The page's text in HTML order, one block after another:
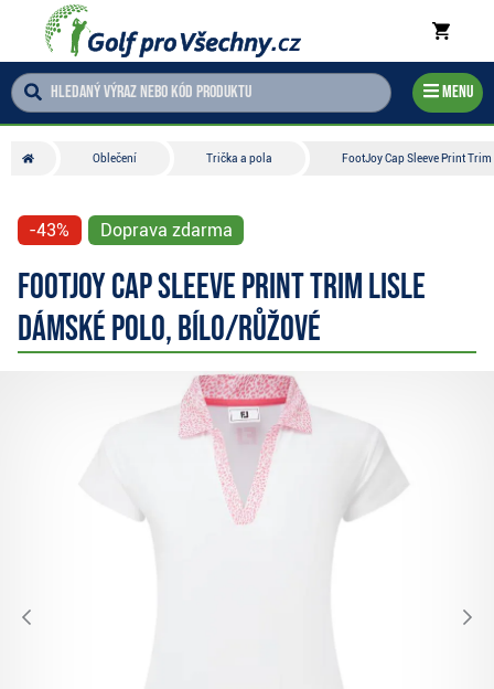
Menu
Oblečení Trička a pola FootJoy Cap Sleeve Print
-43% Doprava zdarma
FootJoy Cap Sleeve Print Trim Lisle
dámské polo, bílo/růžové